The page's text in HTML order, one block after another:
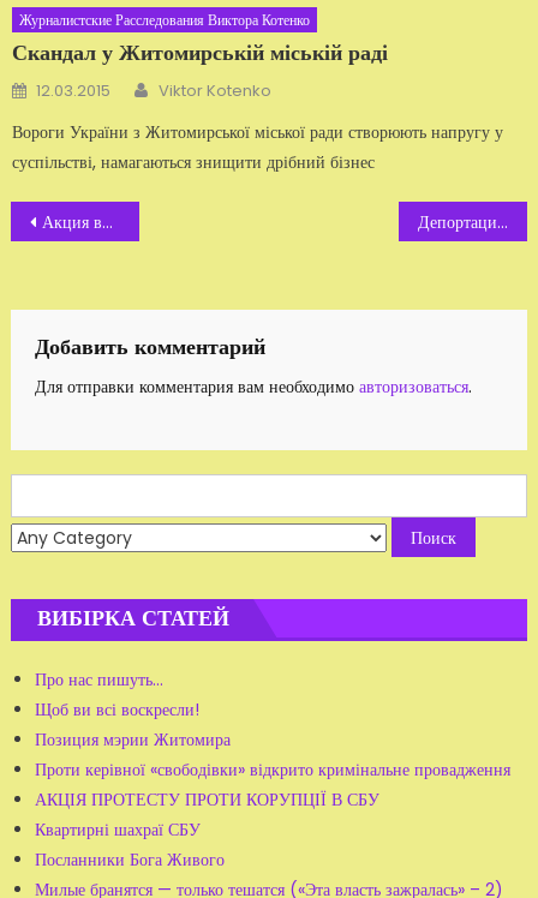
Журналистские Расследования Виктора Котенко
Скандал у Житомирській міській раді
Добавлено
12.03.2015 Автор
Viktor Kotenko
Вороги України з Житомирської міської ради створюють напругу у
суспільстві, намагаються знищити дрібний бізнес
Навигация
записям
Акция возле «Дома правосудия» Депортация мусульманина. «Слава Славику!» Видео
Добавить комментарий
Для отправки комментария вам необходимо авторизоваться.
for:
ВИБІРКА СТАТЕЙ
Про нас пишуть...
Щоб ви всі воскресли!
Позиция мэрии Житомира
Проти керівної «свободівки» відкрито кримінальне провадження
АКЦІЯ ПРОТЕСТУ ПРОТИ КОРУПЦІЇ В СБУ
Квартирні шахраї СБУ
Посланники Бога Живого
Милые бранятся — только тешатся («Эта власть зажралась» – 2)